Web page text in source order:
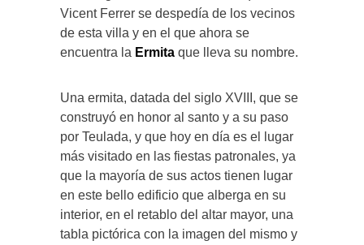
Vicent Ferrer se despedía de los vecinos
de esta villa y en el que ahora se
encuentra la Ermita que lleva su nombre.
Una ermita, datada del siglo XVIII, que se
construyó en honor al santo y a su paso
por Teulada, y que hoy en día es el lugar
más visitado en las fiestas patronales, ya
que la mayoría de sus actos tienen lugar
en este bello edificio que alberga en su
interior, en el retablo del altar mayor, una
tabla pictórica con la imagen del mismo y